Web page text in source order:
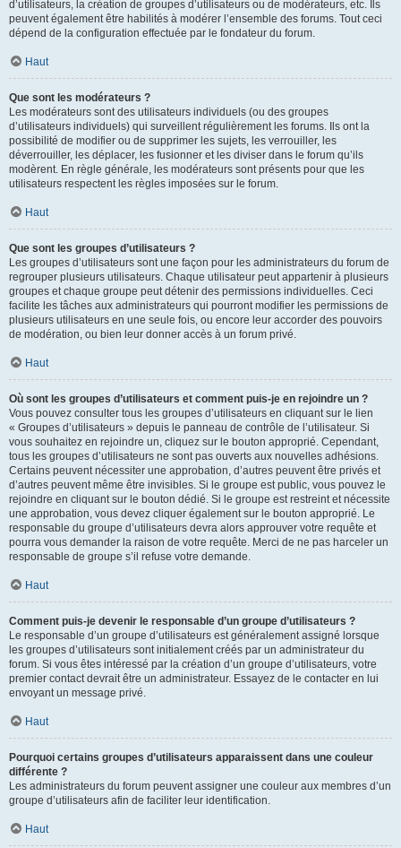
d’utilisateurs, la création de groupes d’utilisateurs ou de modérateurs, etc. Ils
peuvent également être habilités à modérer l’ensemble des forums. Tout ceci
dépend de la configuration effectuée par le fondateur du forum.
Haut
Que sont les modérateurs ?
Les modérateurs sont des utilisateurs individuels (ou des groupes
d’utilisateurs individuels) qui surveillent régulièrement les forums. Ils ont la
possibilité de modifier ou de supprimer les sujets, les verrouiller, les
déverrouiller, les déplacer, les fusionner et les diviser dans le forum qu’ils
modèrent. En règle générale, les modérateurs sont présents pour que les
utilisateurs respectent les règles imposées sur le forum.
Haut
Que sont les groupes d’utilisateurs ?
Les groupes d’utilisateurs sont une façon pour les administrateurs du forum de
regrouper plusieurs utilisateurs. Chaque utilisateur peut appartenir à plusieurs
groupes et chaque groupe peut détenir des permissions individuelles. Ceci
facilite les tâches aux administrateurs qui pourront modifier les permissions de
plusieurs utilisateurs en une seule fois, ou encore leur accorder des pouvoirs
de modération, ou bien leur donner accès à un forum privé.
Haut
Où sont les groupes d’utilisateurs et comment puis-je en rejoindre un ?
Vous pouvez consulter tous les groupes d’utilisateurs en cliquant sur le lien
« Groupes d’utilisateurs » depuis le panneau de contrôle de l’utilisateur. Si
vous souhaitez en rejoindre un, cliquez sur le bouton approprié. Cependant,
tous les groupes d’utilisateurs ne sont pas ouverts aux nouvelles adhésions.
Certains peuvent nécessiter une approbation, d’autres peuvent être privés et
d’autres peuvent même être invisibles. Si le groupe est public, vous pouvez le
rejoindre en cliquant sur le bouton dédié. Si le groupe est restreint et nécessite
une approbation, vous devez cliquer également sur le bouton approprié. Le
responsable du groupe d’utilisateurs devra alors approuver votre requête et
pourra vous demander la raison de votre requête. Merci de ne pas harceler un
responsable de groupe s’il refuse votre demande.
Haut
Comment puis-je devenir le responsable d’un groupe d’utilisateurs ?
Le responsable d’un groupe d’utilisateurs est généralement assigné lorsque
les groupes d’utilisateurs sont initialement créés par un administrateur du
forum. Si vous êtes intéressé par la création d’un groupe d’utilisateurs, votre
premier contact devrait être un administrateur. Essayez de le contacter en lui
envoyant un message privé.
Haut
Pourquoi certains groupes d’utilisateurs apparaissent dans une couleur
différente ?
Les administrateurs du forum peuvent assigner une couleur aux membres d’un
groupe d’utilisateurs afin de faciliter leur identification.
Haut